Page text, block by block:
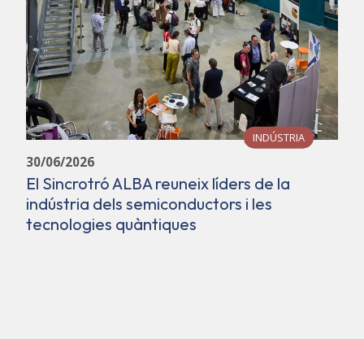
INDÚSTRIA
30/06/2026
El Sincrotró ALBA reuneix líders de la
indústria dels semiconductors i les
tecnologies quàntiques